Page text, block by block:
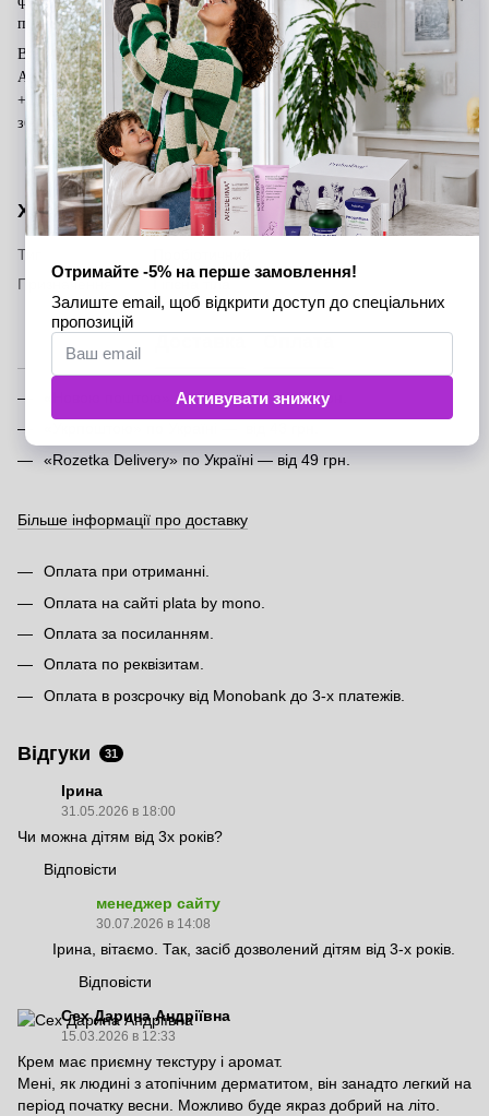
піроктон оламін, ароматизатор, токоферилацетат (вітамін Е)
Виробник: ТОВ «СІРІОН» 49000, Україна, м. Дніпро, вул. Івана
Акінфієва 18, Умови зберігання: сухе, темне місце при t +5 C до
+25 C. Номер партії збігатися з датою виготовлення. Термін
зберігання: 36 місяців.
Характеристики
Тип
Призначення
Гігієна тіла
«Новою поштою» по Україні — від 71 грн.
«Rozetka Delivery» по Україні — від 49 грн.
Більше інформації про доставку
Оплата при отриманні.
Оплата на сайті plata by mono.
Оплата за посиланням.
Оплата по реквізитам.
Оплата в розсрочку від Monobank до 3-х платежів.
Відгуки 31
Ірина
31.05.2026 в 18:00
Чи можна дітям від 3х років?
Відповісти
менеджер сайту
30.07.2026 в 14:08
Ірина, вітаємо. Так, засіб дозволений дітям від 3-х років.
Відповісти
Сех Дарина Андріївна
15.03.2026 в 12:33
Крем має приємну текстуру і аромат.
Мені, як людині з атопічним дерматитом, він занадто легкий на
період початку весни. Можливо буде якраз добрий на літо.